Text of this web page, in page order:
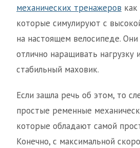
механических тренажеров
которые симулируют с
на настоящем велосипеде.
отлично наращивать
стабильный маховик.
Если зашла речь об этом, то
простые ременные
которые обладают самой
Конечно, с максимальной